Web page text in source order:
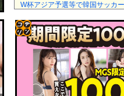
W杯アジア予選等で韓国サッカ
「マスコミの立ち位置の勘違い
ロシア海軍の太平洋艦隊、日本
絵師グラドル・百合川サシャの
シカホワ村上宗隆、通訳なしで
【画像】みい山作者「居酒屋行
コテ